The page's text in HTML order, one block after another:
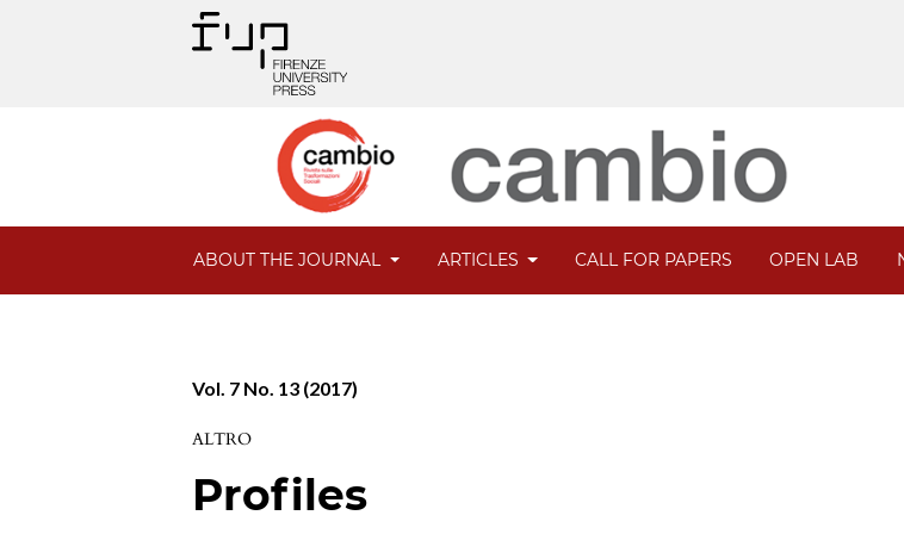
ABOUT THE JOURNAL ARTICLES CALL FOR PAPERS OPEN LAB
Vol. 7 No. 13 (2017)
ALTRO
Profiles